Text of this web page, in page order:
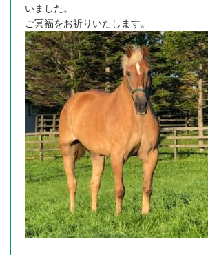
いました。
ご冥福をお祈りいたします。